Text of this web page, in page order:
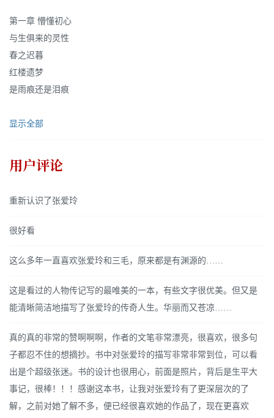
第一章 懵懂初心
与生俱来的灵性
春之迟暮
红楼遗梦
是雨痕还是泪痕
显示全部
用户评论
重新认识了张爱玲
很好看
这么多年一直喜欢张爱玲和三毛，原来都是有渊源的……
这是看过的人物传记写的最唯美的一本，有些文字很优美。但又是
能清晰简洁地描写了张爱玲的传奇人生。华丽而又苍凉……
真的真的非常的赞啊啊啊，作者的文笔非常漂亮，很喜欢，很多句
子都忍不住的想摘抄。书中对张爱玲的描写非常非常到位，可以看
出是个超级张迷。书的设计也很用心，前面是照片，背后是生平大
事记，很棒！！！感谢这本书，让我对张爱玲有了更深层次的了
解，之前对她了解不多，便已经很喜欢她的作品了，现在更喜欢